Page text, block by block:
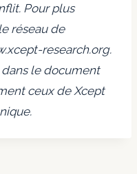
Pour plus
réseau de
research.org.
le document
ceux de Xcept